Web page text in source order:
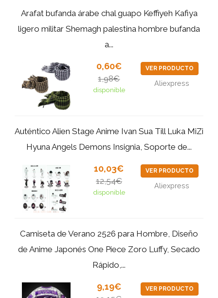
Arafat bufanda árabe chal guapo Keffiyeh Kafiya
ligero militar Shemagh palestina hombre bufanda
a...
0,60€
1,98€
disponible
VER PRODUCTO
Aliexpress
Auténtico Alien Stage Anime Ivan Sua Till Luka MiZi
Hyuna Angels Demons Insignia, Soporte de...
10,03€
12,54€
disponible
VER PRODUCTO
Aliexpress
Camiseta de Verano 2526 para Hombre, Diseño
de Anime Japonés One Piece Zoro Luffy, Secado
Rápido,...
9,19€ VER PRODUCTO